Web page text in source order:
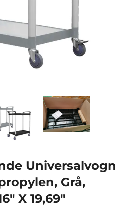
Universalvogn
Grå,
X 19,69"